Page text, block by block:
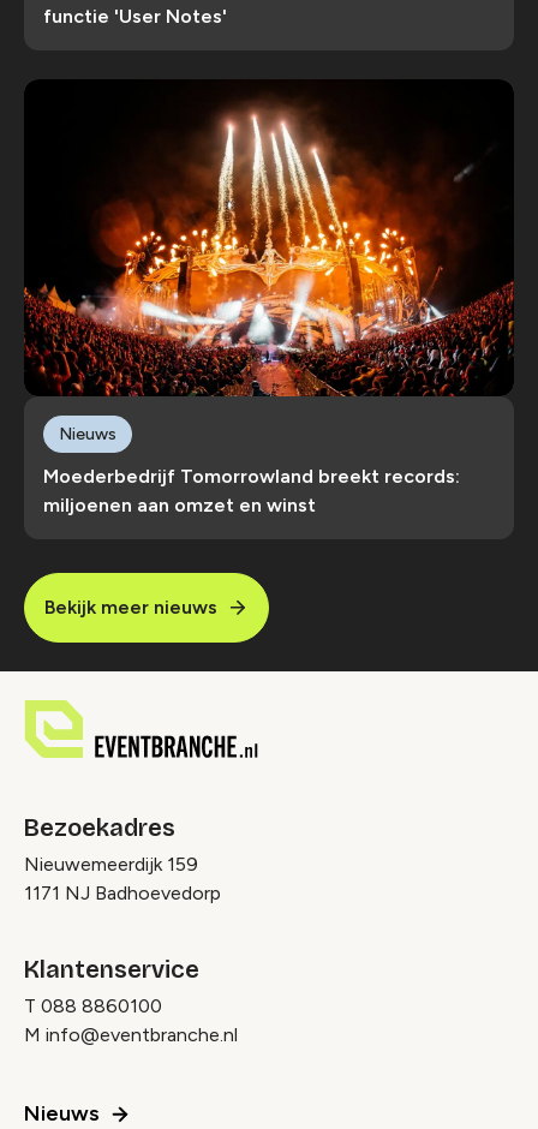
functie 'User Notes'
Moederbedrijf Tomorrowland breekt records:
miljoenen aan omzet en winst
Nieuws
Bekijk meer nieuws
Bezoekadres
Nieuwemeerdijk 159
1171 NJ Badhoevedorp
Klantenservice
T 088 8860100
M info@eventbranche.nl
Nieuws